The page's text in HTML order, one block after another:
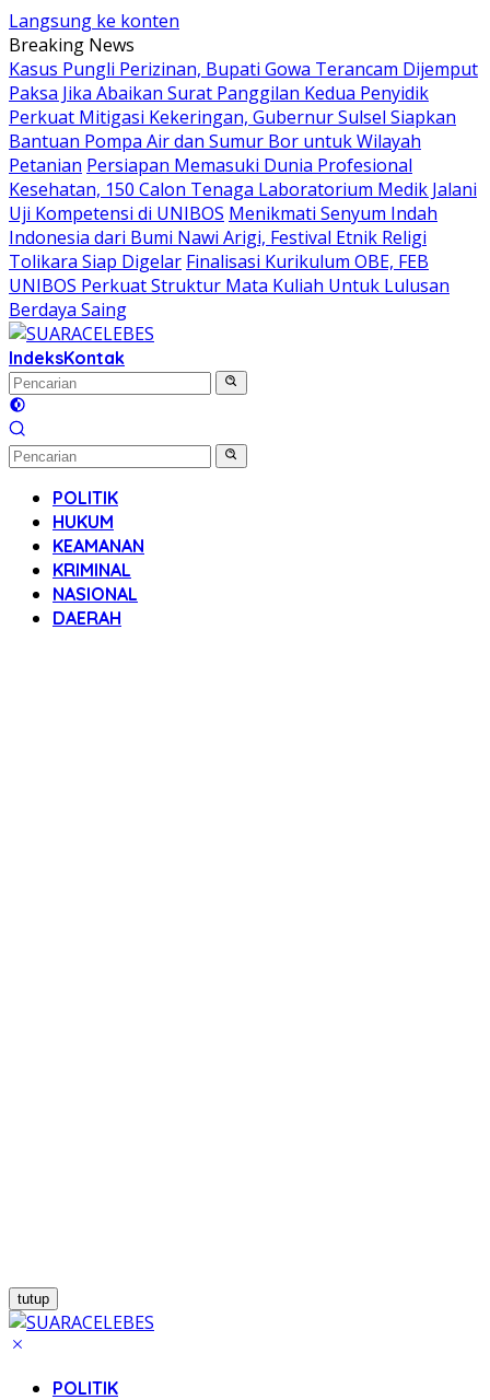
Langsung ke konten
Breaking News
Kasus Pungli Perizinan, Bupati Gowa Terancam Dijemput
Paksa Jika Abaikan Surat Panggilan Kedua Penyidik
Perkuat Mitigasi Kekeringan, Gubernur Sulsel Siapkan
Bantuan Pompa Air dan Sumur Bor untuk Wilayah
Petanian Persiapan Memasuki Dunia Profesional
Kesehatan, 150 Calon Tenaga Laboratorium Medik Jalani
Uji Kompetensi di UNIBOS Menikmati Senyum Indah
Indonesia dari Bumi Nawi Arigi, Festival Etnik Religi
Tolikara Siap Digelar Finalisasi Kurikulum OBE, FEB
UNIBOS Perkuat Struktur Mata Kuliah Untuk Lulusan
Berdaya Saing
IndeksKontak
POLITIK
HUKUM
KEAMANAN
KRIMINAL
NASIONAL
DAERAH
tutup
POLITIK